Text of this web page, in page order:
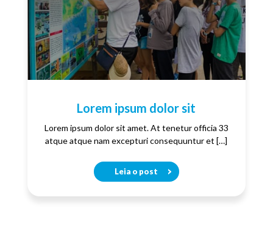
Lorem ipsum dolor sit
Lorem ipsum dolor sit amet. At tenetur officia 33
atque atque nam excepturi consequuntur et […]
Leia o post